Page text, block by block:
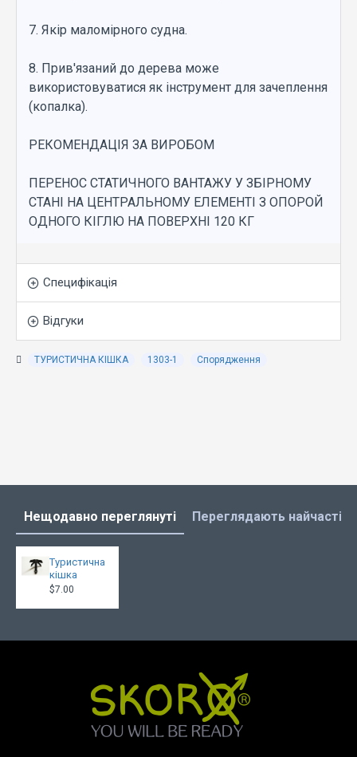
7. Якір маломірного судна.
8. Прив'язаний до дерева може
використовуватися як інструмент для зачеплення
(копалка).
РЕКОМЕНДАЦІЯ ЗА ВИРОБОМ
ПЕРЕНОС СТАТИЧНОГО ВАНТАЖУ У ЗБІРНОМУ
СТАНІ НА ЦЕНТРАЛЬНОМУ ЕЛЕМЕНТІ З ОПОРОЙ
ОДНОГО КІГЛЮ НА ПОВЕРХНІ 120 КГ
Специфікація
Відгуки
ТУРИСТИЧНА КІШКА 1303-1 Спорядження
Нещодавно переглянуті Переглядають
Туристична
кішка
$7.00